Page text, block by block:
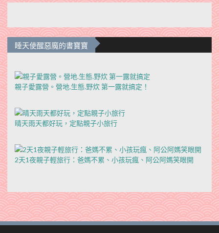
睡天使醒惡魔的書寶寶
親子愛露營。營地.生態.野炊 第一露就搞定！
晴天雨天都好玩，定點親子小旅行
2天1夜親子輕旅行：爸媽不累、小孩玩瘋、阿公阿媽笑眼開